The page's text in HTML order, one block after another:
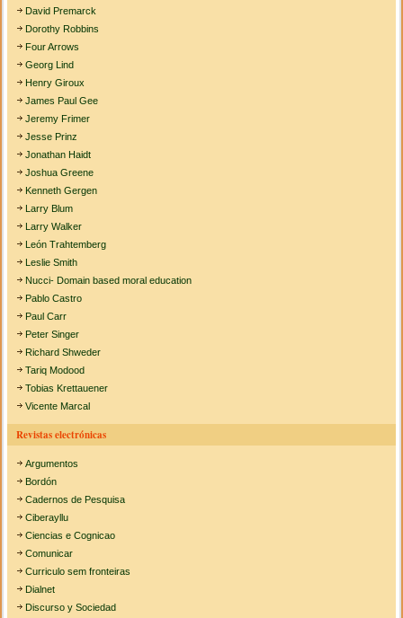
David Premarck
Dorothy Robbins
Four Arrows
Georg Lind
Henry Giroux
James Paul Gee
Jeremy Frimer
Jesse Prinz
Jonathan Haidt
Joshua Greene
Kenneth Gergen
Larry Blum
Larry Walker
León Trahtemberg
Leslie Smith
Nucci- Domain based moral education
Pablo Castro
Paul Carr
Peter Singer
Richard Shweder
Tariq Modood
Tobias Krettauener
Vicente Marcal
Revistas electrónicas
Argumentos
Bordón
Cadernos de Pesquisa
Ciberayllu
Ciencias e Cognicao
Comunicar
Curriculo sem fronteiras
Dialnet
Discurso y Sociedad